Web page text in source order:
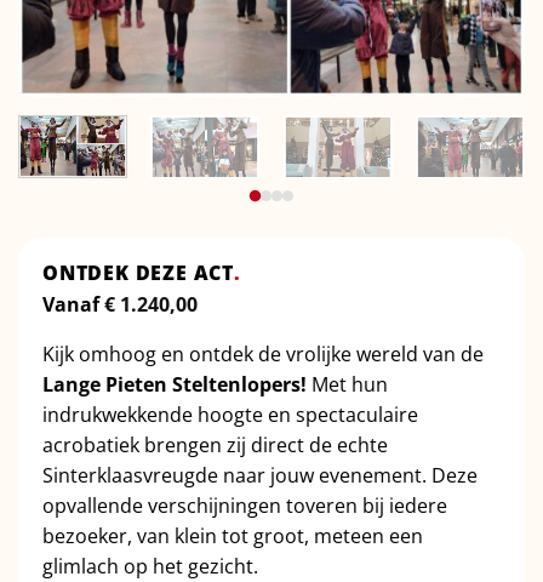
ONTDEK DEZE ACT.
Vanaf€ 1.240,00
Kijk omhoog en ontdek de vrolijke wereld van de
Lange Pieten Steltenlopers! Met hun
indrukwekkende hoogte en spectaculaire
acrobatiek brengen zij direct de echte
Sinterklaasvreugde naar jouw evenement. Deze
opvallende verschijningen toveren bij iedere
bezoeker, van klein tot groot, meteen een
glimlach op het gezicht.